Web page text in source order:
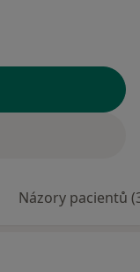
Názory pacientů